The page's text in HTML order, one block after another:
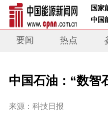
国家
中国
要闻 热点
中国石油：“数智
来源：科技日报